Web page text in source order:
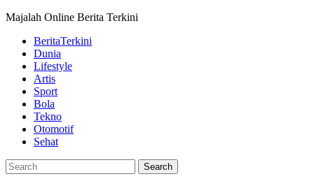
Majalah Online Berita Terkini
BeritaTerkini
Dunia
Lifestyle
Artis
Sport
Bola
Tekno
Otomotif
Sehat